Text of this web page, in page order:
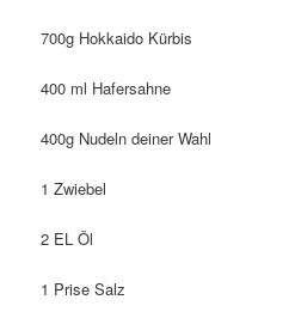
700g Hokkaido Kürbis
400 ml Hafersahne
400g Nudeln deiner Wahl
1 Zwiebel
2 EL Öl
1 Prise Salz